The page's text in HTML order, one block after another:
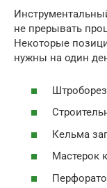
не прерывать
Некоторые
нужны на один
Кельма
Мастерок